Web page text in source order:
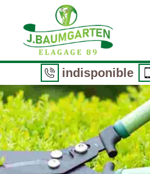
indisponible